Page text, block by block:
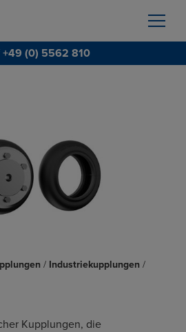
+49 (0) 5562 810
/ Industriekupplungen /
Kupplungen, die